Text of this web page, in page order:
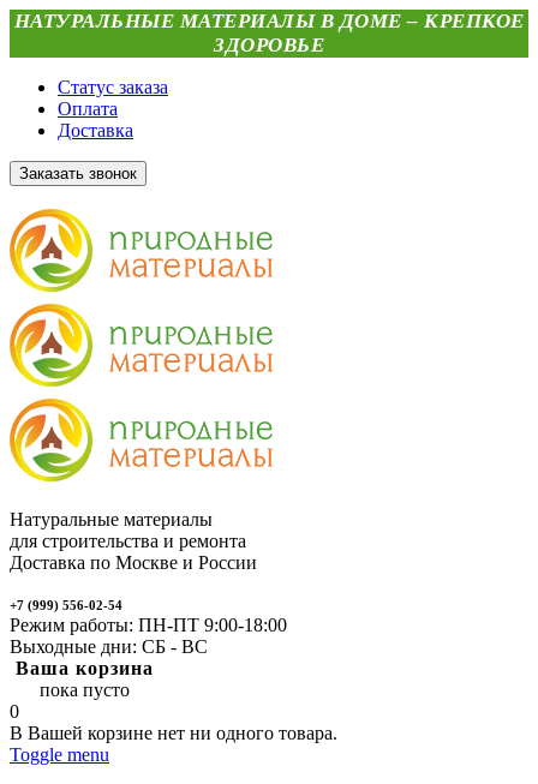
НАТУРАЛЬНЫЕ МАТЕРИАЛЫ В ДОМЕ – КРЕПКОЕ
ЗДОРОВЬЕ
Статус заказа
Оплата
Доставка
Заказать звонок
Натуральные материалы
для строительства и ремонта
Доставка по Москве и России
+7 (999) 556-02-54
Режим работы: ПН-ПТ 9:00-18:00
Выходные дни: СБ - ВС
Ваша корзина
пока пусто
0
В Вашей корзине нет ни одного товара.
Toggle menu